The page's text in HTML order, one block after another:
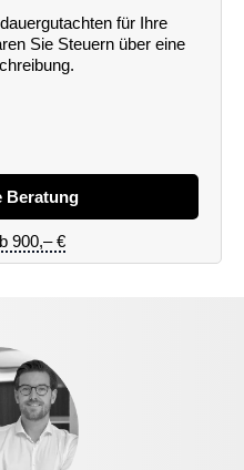
für Ihre
Sie Steuern über eine
Beratung
900,– €